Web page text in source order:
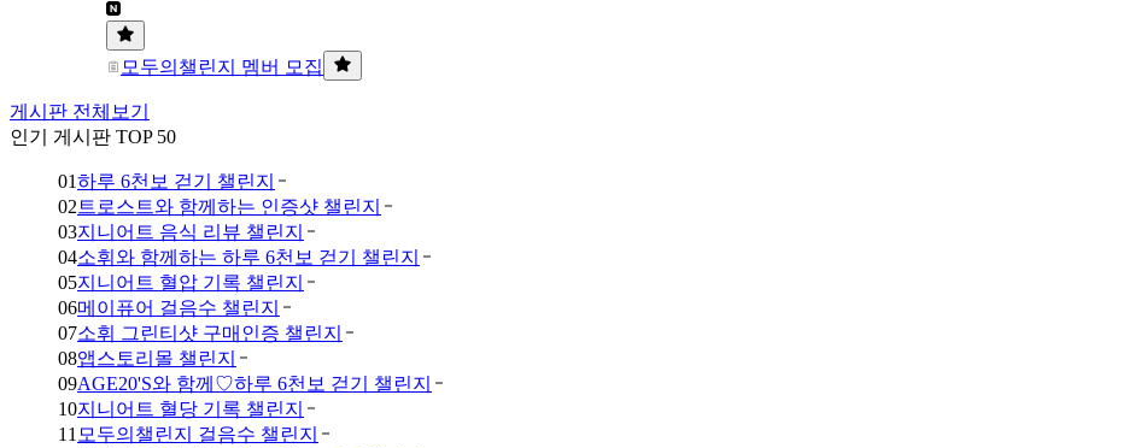
모두의챌린지 멤버 모집
게시판 전체보기
인기 게시판 TOP 50
01하루 6천보 걷기 챌린지
02 트로스트와 함께하는 인증샷 챌린지
03지니어트 음식 리뷰 챌린지
04소휘와 함께하는 하루 6천보 걷기 챌린지
05지니어트 혈압 기록 챌린지
06메이퓨어 걸음수 챌린지
07소휘 그린티샷 구매인증 챌린지
08앱스토리몰 챌린지
09AGE20'S와 함께♡하루 6천보 걷기 챌린지
10지니어트 혈당 기록 챌린지
11 모두의챌린지 걸음수 챌린지